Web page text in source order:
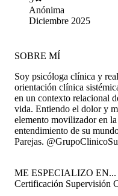
Anónima
Diciembre 2025
SOBRE MÍ
Soy psicóloga clínica y
orientación clínica
en un contexto relacional
vida. Entiendo el dolor y
elemento movilizador en
entendimiento de su
Parejas.
ME ESPECIALIZO EN...
Certificación Supervisión